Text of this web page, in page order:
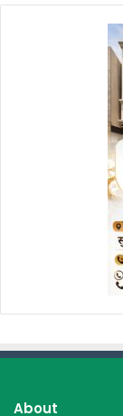
About